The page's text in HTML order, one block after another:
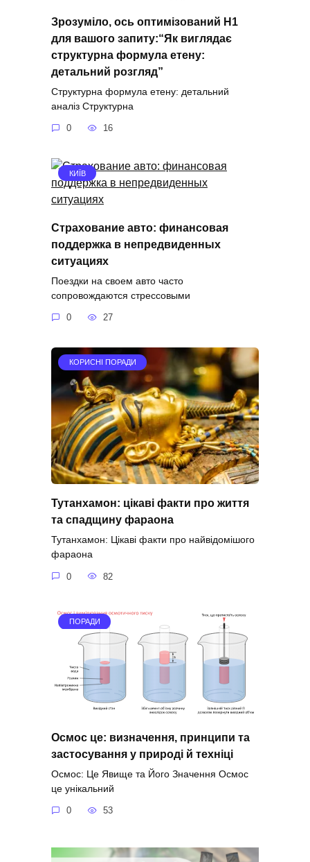
Зрозуміло, ось оптимізований H1
для вашого запиту:“Як виглядає
структурна формула етену:
детальний розгляд”
Структурна формула етену: детальний
аналіз Структурна
0 16
КИЇВ
Страхование авто: финансовая
поддержка в непредвиденных
ситуациях
Поездки на своем авто часто
сопровождаются стрессовыми
0 27
КОРИСНІ ПОРАДИ
Тутанхамон: цікаві факти про життя
та спадщину фараона
Тутанхамон: Цікаві факти про найвідомішого
фараона
0 82
ПОРАДИ
Осмос це: визначення, принципи та
застосування у природі й техніці
Осмос: Це Явище та Його Значення Осмос
це унікальний
0 53